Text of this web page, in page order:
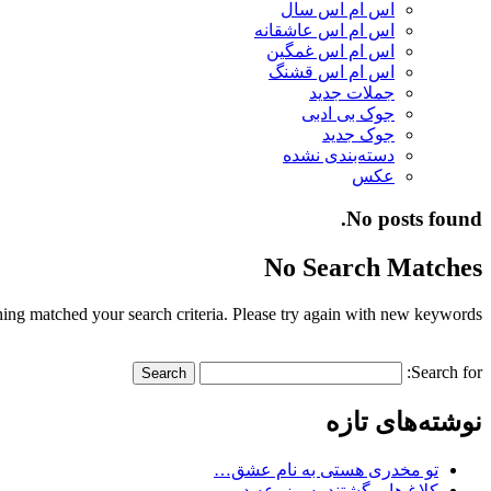
اس ام اس سال
اس ام اس عاشقانه
اس ام اس غمگین
اس ام اس قشنگ
جملات جدید
جوک بی ادبی
جوک جدید
دسته‌بندی نشده
عکس
No posts found.
No Search Matches
matched your search criteria. Please try again with new keywords.
Search for:
نوشته‌های تازه
تو مخدری هستی به نام عشق…